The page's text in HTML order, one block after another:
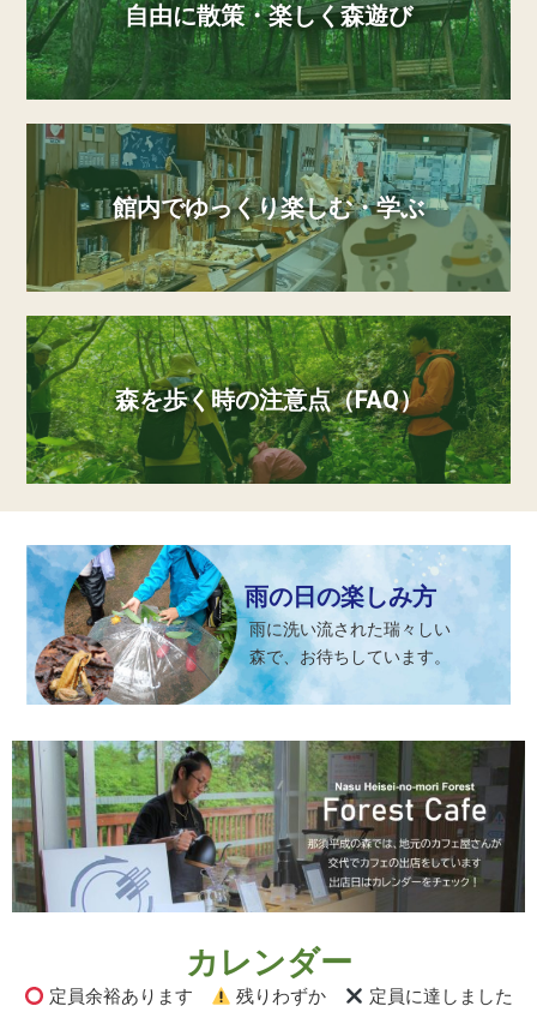
自由に散策・楽しく森遊び
館内でゆっくり楽しむ・学ぶ
森を歩く時の注意点（FAQ）
雨の日の楽しみ方
雨に洗い流された瑞々しい
森で、お待ちしています。
カレンダー
定員余裕あります 残りわずか
定員に達しました